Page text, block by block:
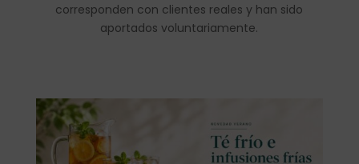
corresponden con clientes reales y han sido
aportados voluntariamente.